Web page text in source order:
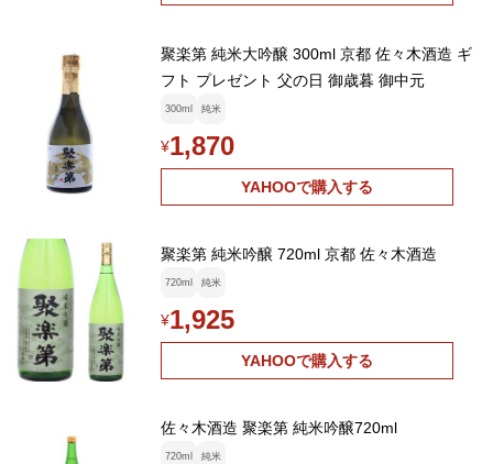
聚楽第 純米大吟醸 300ml 京都 佐々木酒造 ギ
フト プレゼント 父の日 御歳暮 御中元
300ml 純米
¥1,870
YAHOOで購入する
聚楽第 純米吟醸 720ml 京都 佐々木酒造
720ml 純米
¥1,925
YAHOOで購入する
佐々木酒造 聚楽第 純米吟醸720ml
720ml 純米